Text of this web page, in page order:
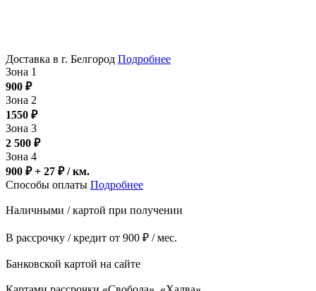
Доставка в г. Белгород Подробнее
Зона 1
900 ₽
Зона 2
1550 ₽
Зона 3
2 500 ₽
Зона 4
900 ₽ + 27 ₽/ км.
Способы оплаты Подробнее
Наличными / картой при получении
В рассрочку / кредит от 900 ₽ / мес.
Банковской картой на сайте